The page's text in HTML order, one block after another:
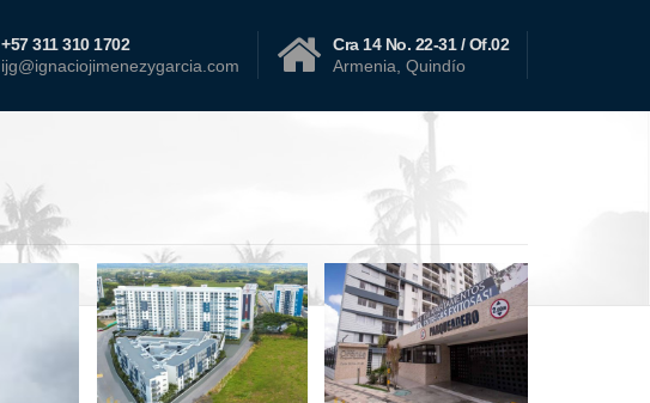
+57 311 310 1702
ijg@ignaciojimenezygarcia.com
Cra 14 No. 22-31 / Of.02
Armenia, Quindío